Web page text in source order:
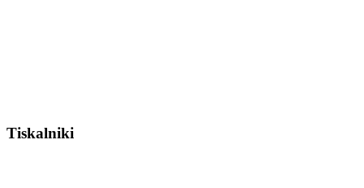
Tiskalniki